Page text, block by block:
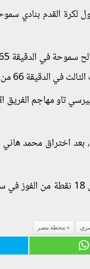
لكرة القدم بنادي
66 من المباراة.
بيرسي تاو مهاجم
79 من المباراة، بعد
محطة مصر